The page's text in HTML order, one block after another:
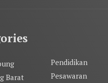
Barat
Pendidikan
Pesawaran